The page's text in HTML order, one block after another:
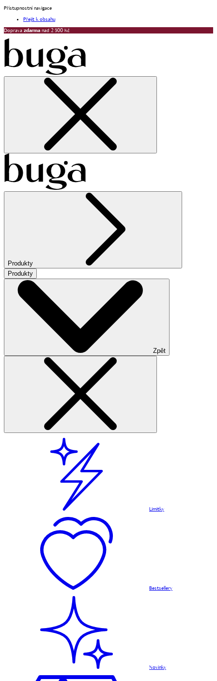
Přístupnostní navigace
Přejít k obsahu
Doprava zdarma nad 2 500 Kč
Produkty
Produkty
Zpět
Limitky
Bestsellery
Novinky